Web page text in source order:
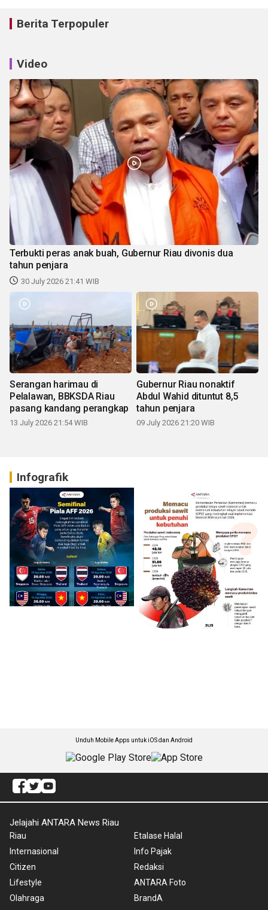
Berita Terpopuler
Video
Terbukti peras anak buah, Gubernur Riau divonis dua
tahun penjara
30 July 2026 21:41 WIB
Serangan harimau di
Pelalawan, BBKSDA Riau
pasang kandang perangkap
13 July 2026 21:54 WIB
Gubernur Riau nonaktif
Abdul Wahid dituntut 8,5
tahun penjara
09 July 2026 21:20 WIB
Infografik
Unduh Mobile Apps untuk iOS dan Android
Jelajahi ANTARA News Riau
Riau
Internasional
Citizen
Lifestyle
Olahraga
Etalase Halal
Info Pajak
Redaksi
ANTARA Foto
BrandA